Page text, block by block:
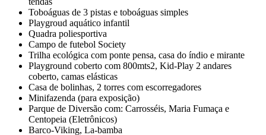
Toboáguas de 3 pistas e toboáguas simples
Playgroud aquático infantil
Quadra poliesportiva
Campo de futebol Society
Trilha ecológica com ponte pensa, casa do índio e mirante
Playground coberto com 800mts2, Kid-Play 2 andares
coberto, camas elásticas
Casa de bolinhas, 2 torres com escorregadores
Minifazenda (para exposição)
Parque de Diversão com: Carrosséis, Maria Fumaça e
Centopeia (Eletrônicos)
Barco-Viking, La-bamba